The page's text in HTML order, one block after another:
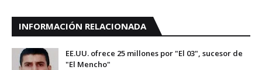
INFORMACIÓN RELACIONADA
EE.UU. ofrece 25 millones por "El 03", sucesor de
"El Mencho"